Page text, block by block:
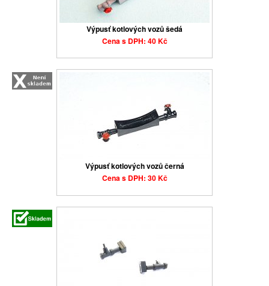
Výpusť kotlových vozů šedá
Cena s DPH: 40 Kč
Výpusť kotlových vozů černá
Cena s DPH: 30 Kč